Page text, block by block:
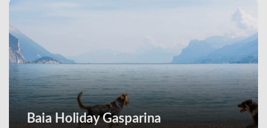
Baia Holiday Gasparina